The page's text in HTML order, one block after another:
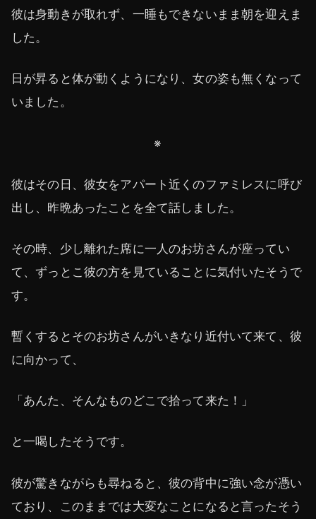
彼は身動きが取れず、一睡もできないまま朝を迎えま
した。
日が昇ると体が動くようになり、女の姿も無くなって
いました。
※
彼はその日、彼女をアパート近くのファミレスに呼び
出し、昨晩あったことを全て話しました。
その時、少し離れた席に一人のお坊さんが座ってい
て、ずっとこ彼の方を見ていることに気付いたそうで
す。
暫くするとそのお坊さんがいきなり近付いて来て、彼
に向かって、
「あんた、そんなものどこで拾って来た！」
と一喝したそうです。
彼が驚きながらも尋ねると、彼の背中に強い念が憑い
ており、このままでは大変なことになると言ったそう